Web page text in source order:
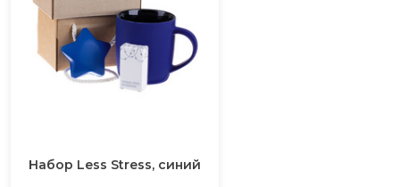
Набор Less Stress, синий